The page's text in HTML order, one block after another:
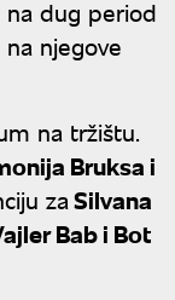
na dug period
njegove
na tržištu.
Bruksa i
zaSilvana
Bab i Bot